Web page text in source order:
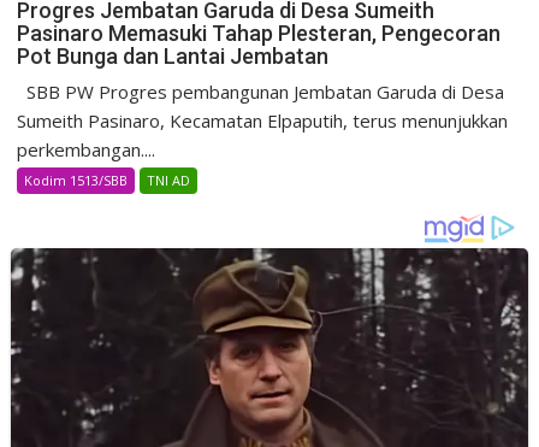
Progres Jembatan Garuda di Desa Sumeith
Pasinaro Memasuki Tahap Plesteran, Pengecoran
Pot Bunga dan Lantai Jembatan
SBB PW Progres pembangunan Jembatan Garuda di Desa
Sumeith Pasinaro, Kecamatan Elpaputih, terus menunjukkan
perkembangan....
Kodim 1513/SBB TNI AD